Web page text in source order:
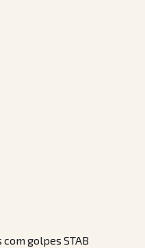
golpes STAB